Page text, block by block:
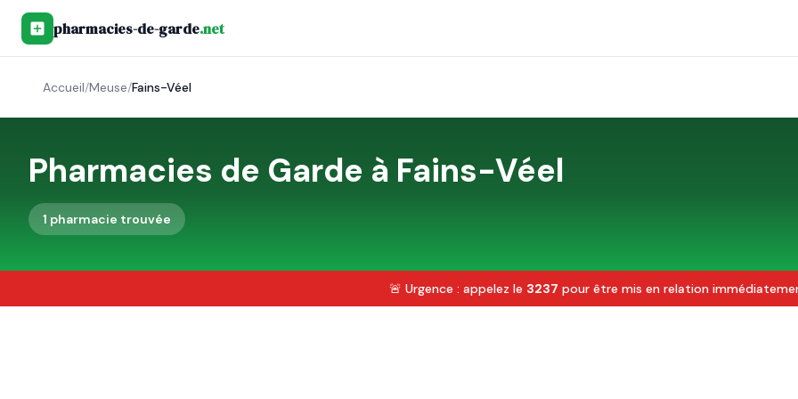
pharmacies-de-garde.net
Accueil/Meuse/Fains-Véel
Pharmacies de Garde à Fains-Véel
1 pharmacie trouvée
🚨 Urgence : appelez le 3237 pour être mis en relation